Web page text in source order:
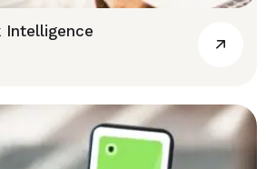
Intelligence